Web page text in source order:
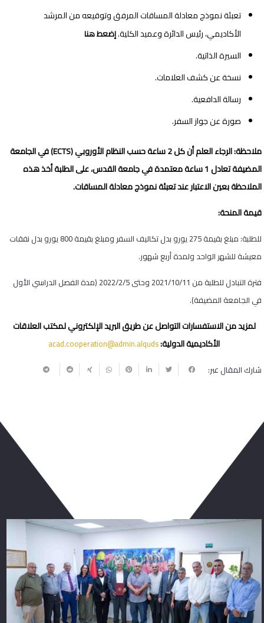
تعبئة نموذج معادلة المساقات المرفق وتوقيعه من المرشد
الأكاديمي، رئيس الدائرة وعميد الكلية.إضعط هنا
السيرة الذاتية.
نسخة عن كشف العلامات.
رسالة الدافعية.
صورة عن جواز السفر.
ملاحظة: الرجاء العلم أن كل 2 ساعة حسب النظام الأوروبي (
ECTS
)في الجامعة
المضيفة تعادل 1 ساعة معتمدة في جامعة القدس، على الطلبة أخذ هذه
الملاحظة بعين الاعتبار عند تعبئة نموذج معادلة المساقات.
قيمة المنحة:
للطلبة: مبلغ بقيمة 275 يورو بدل تكاليف السفر ومبلغ بقيمة 800 يورو بدل نفقات
معيشة للشهر الواحد ولمدة أربع شهور.
فترة التبادل للطلبة من 11
/
10/2021 وحتى 5
/
2
/2022 (مدة الفصل الدراسي الأول
في الجامعة المضيفة).
لمزيد من الاستفسارات التواصل عن طريق البريد الإلكترونيلمكتب العلاقات
الأكاديمية الدولية:acad.cooperation@admin.alquds
شارك المقال عبر: